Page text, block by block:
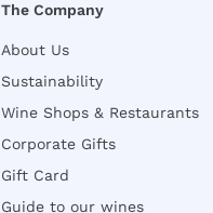
The Company
About Us
Sustainability
Wine Shops & Restaurants
Corporate Gifts
Gift Card
Guide to our wines